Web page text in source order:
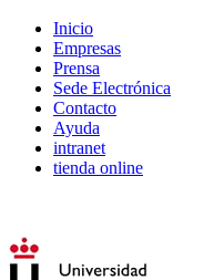
Inicio
Empresas
Prensa
Sede Electrónica
Contacto
Ayuda
intranet
tienda online